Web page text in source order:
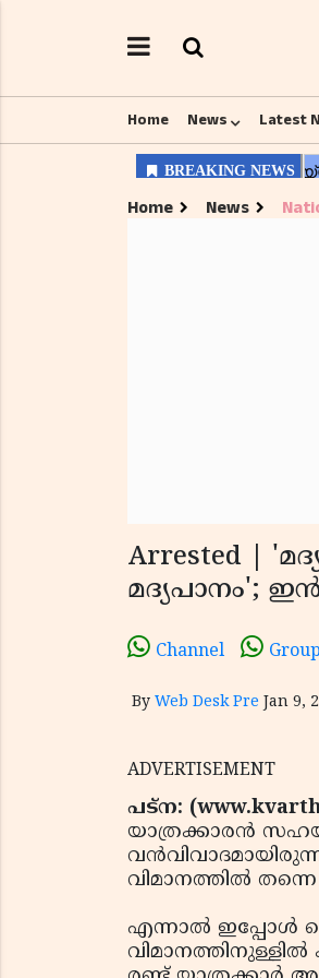
Home News Latest
Home News
Arrested |
മദ്യപാനം';
Channel Group
By Web Desk Pre Jan 9,
ADVERTISEMENT
പട്ന:
യാത്രക്കാരന്‍
വിമാനത്തില്‍
എന്നാല്‍ ഇപ്പോള്‍